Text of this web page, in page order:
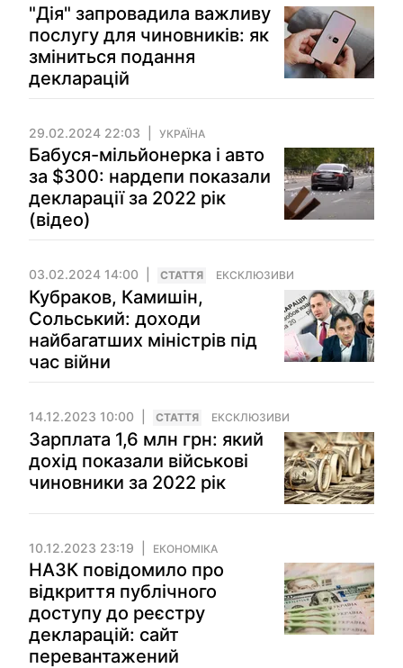
"Дія" запровадила важливу
послугу для чиновників: як
зміниться подання
декларацій
29.02.2024 22:03 УКРАЇНА
Бабуся-мільйонерка і авто
за $300: нардепи показали
декларації за 2022 рік
(відео)
03.02.2024 14:00 СТАТТЯ ЕКСКЛЮЗИВИ
Кубраков, Камишін,
Сольський: доходи
найбагатших міністрів під
час війни
14.12.2023 10:00 СТАТТЯ ЕКСКЛЮЗИВИ
Зарплата 1,6 млн грн: який
дохід показали військові
чиновники за 2022 рік
10.12.2023 23:19 ЕКОНОМІКА
НАЗК повідомило про
відкриття публічного
доступу до реєстру
декларацій: сайт
перевантажений